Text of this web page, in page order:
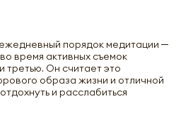
порядок медитации ─
время активных съемок
Он считает это
образа жизни и отличной
и расслабиться